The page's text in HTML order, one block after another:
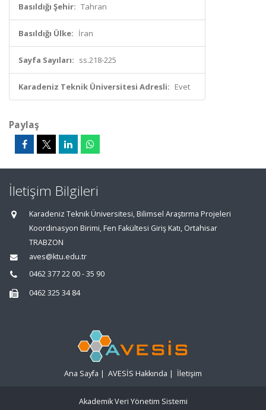
Basıldığı Şehir: Tahran
Basıldığı Ülke: İran
Sayfa Sayıları: ss.218-225
Karadeniz Teknik Üniversitesi Adresli: Evet
Paylaş
İletişim Bilgileri
Karadeniz Teknik Üniversitesi, Bilimsel Araştırma Projeleri
Koordinasyon Birimi, Fen Fakültesi Giriş Katı, Ortahisar
TRABZON
aves@ktu.edu.tr
0462 377 22 00 - 35 90
0462 325 34 84
Ana Sayfa | AVESİS Hakkında | İletişim
Akademik Veri Yönetim Sistemi